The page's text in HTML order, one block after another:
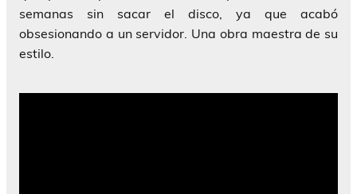
semanas sin sacar el disco, ya que acabó
obsesionando a un servidor. Una obra maestra de su
estilo.